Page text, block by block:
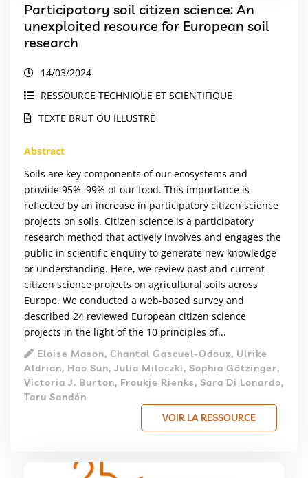
Participatory soil citizen science: An
unexploited resource for European soil
research
14/03/2024
RESSOURCE TECHNIQUE ET SCIENTIFIQUE
TEXTE BRUT OU ILLUSTRÉ
Abstract
Soils are key components of our ecosystems and
provide 95%–99% of our food. This importance is
reflected by an increase in participatory citizen science
projects on soils. Citizen science is a participatory
research method that actively involves and engages the
public in scientific enquiry to generate new knowledge
or understanding. Here, we review past and current
citizen science projects on agricultural soils across
Europe. We conducted a web-based survey and
described 24 reviewed European citizen science
projects in the light of the 10 principles of...
Eloise Mason, Chantal Gascuel-Odoux, Ulrike
Aldrian, Hao Sun, Julia Miloczki, Sophia Götzinger,
Victoria J. Burton, Froukje Rienks, Sara Di Lonardo,
Taru Sandén
VOIR LA RESSOURCE